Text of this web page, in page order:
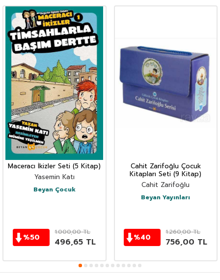
Maceracı İkizler Seti (5 Kitap)
Yasemin Katı
Beyan Çocuk
%50
1.000,00TL
496,65 TL
Cahit Zarifoğlu Çocuk
Kitapları Seti (9 Kitap)
Cahit Zarifoğlu
Beyan Yayınları
%40
1.260,00TL
756,00 TL